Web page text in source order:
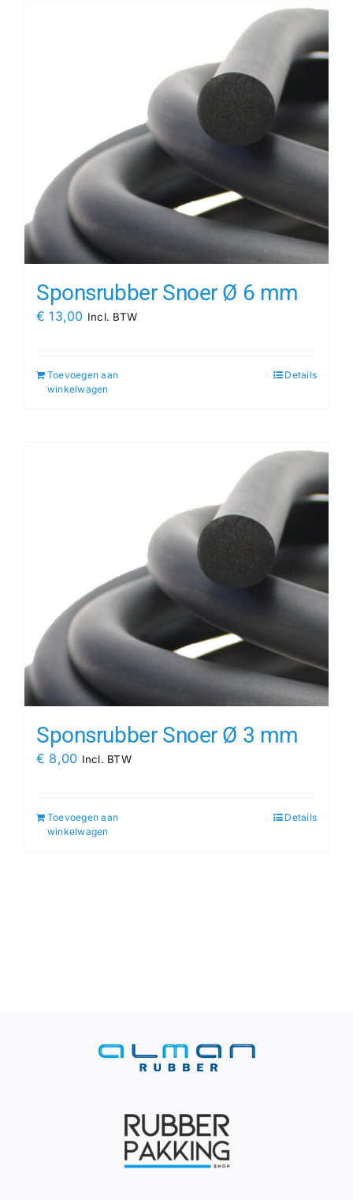
Sponsrubber Snoer Ø 6 mm
€ 13,00 Incl. BTW
Toevoegen aan
winkelwagen
Details
Sponsrubber Snoer Ø 3 mm
€ 8,00 Incl. BTW
Toevoegen aan
winkelwagen
Details